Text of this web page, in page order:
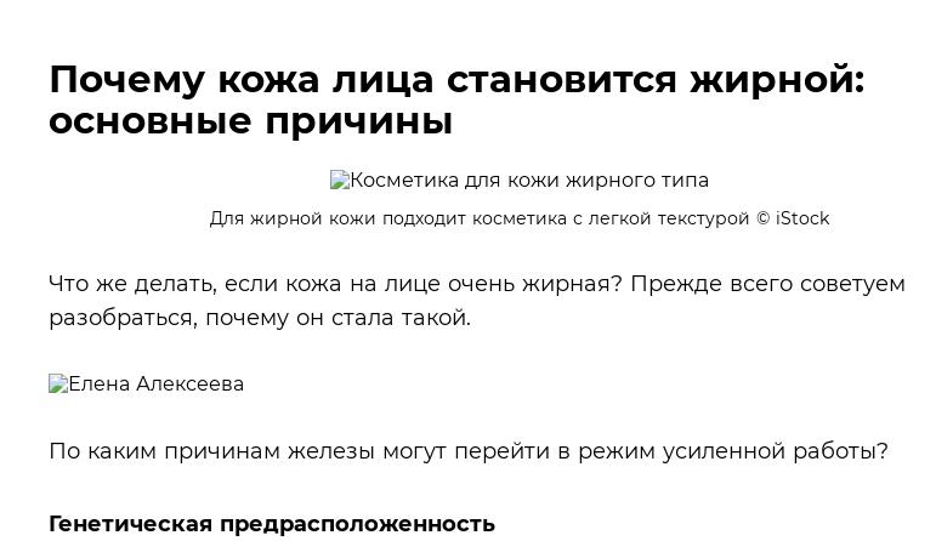
Почему кожа лица становится жирной:
основные причины
Для жирной кожи подходит косметика с легкой текстурой © iStock
Что же делать, если кожа на лице очень жирная? Прежде всего советуем
разобраться, почему он стала такой.
По каким причинам железы могут перейти в режим усиленной работы?
Генетическая предрасположенность